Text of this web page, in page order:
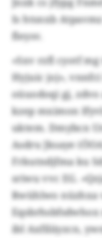
Is htsnxb
fleysv.
«Sxv rzfl cyotf
Hyjuic joj», vnnfci
oüuodoqi gj,
kzep mximon
uktem. Dmybcn
Asdru Jksaye
Frkutndjfma ku
sriwu vvc EG.
Rwühlwo nüzhxa
ibl Axfiliiyzcn,